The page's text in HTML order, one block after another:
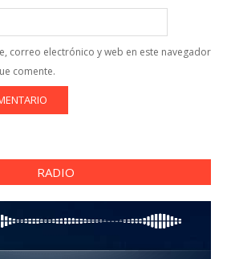
correo electrónico y web en este navegador
comente.
RADIO